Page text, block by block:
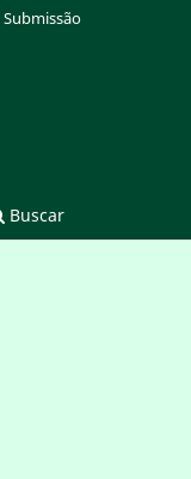
Buscar
Submissão